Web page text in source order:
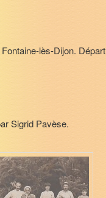
lès-Dijon. Départ
Sigrid Pavèse.